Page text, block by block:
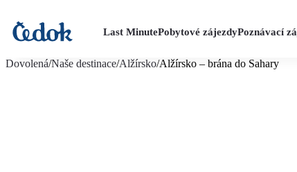
Last MinutePobytové zájezdyPoznávací
Dovolená/Naše destinace/Alžírsko/Alžírsko – brána do Sahary